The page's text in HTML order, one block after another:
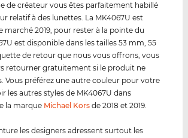
de créateur vous êtes parfaitement habillé
relatif à des lunettes. La MK4067U est
marché 2019, pour rester à la pointe du
est disponible dans les tailles 53 mm, 55
de retour que nous vous offrons, vous
retourner gratuitement si le produit ne
Vous préférez une autre couleur pour votre
les autres styles de MK4067U dans
la marque Michael Kors de 2018 et 2019.
les designers adressent surtout les